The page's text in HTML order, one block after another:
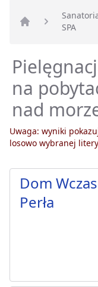
Strona główna
SPA
na
nad
Uwaga: wyniki
losowo wybranej litery
Dom
Perła